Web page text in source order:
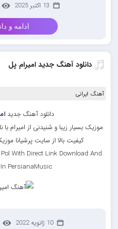
13 اکتبر 2025
ادامه و
دانلود آهنگ جدید امیرام پل
آهنگ ایرانی
دانلود آهنگ جدید
موزیک بسیار زیبا و شنیدنی از امیرام
کیفیت بالا از سایت پرشیانا
With Direct Link Download And
PersianaMusic
10 ژانویه 2022